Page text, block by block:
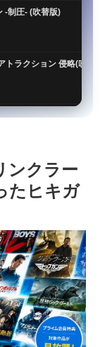
-制圧- (吹替版)
トラクション 侵略(吹
性体「NHI」の正体
） 2026年7月号
海の話｜極限環境生
界25億人が信じる男の
ンクラー
たヒキガ